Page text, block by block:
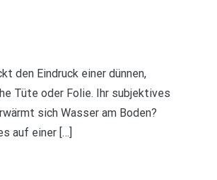
den Eindruck einer dünnen,
Tüte oder Folie. Ihr subjektives
sich Wasser am Boden?
auf einer […]